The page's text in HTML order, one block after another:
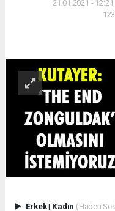
21.01.2021 -
Erkek| Kadın (Haberi